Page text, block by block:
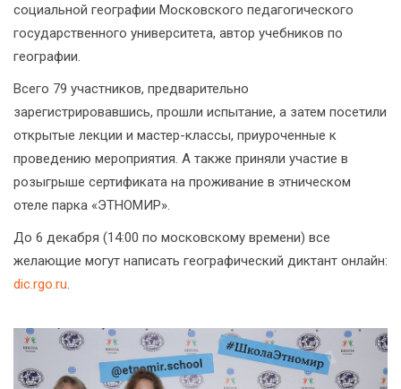
социальной географии Московского педагогического
государственного университета, автор учебников по
географии.
Всего 79 участников, предварительно
зарегистрировавшись, прошли испытание, а затем посетили
открытые лекции и мастер-классы, приуроченные к
проведению мероприятия. А также приняли участие в
розыгрыше сертификата на проживание в этническом
отеле парка «ЭТНОМИР».
До 6 декабря (14:00 по московскому времени) все
желающие могут написать географический диктант онлайн:
dic.rgo.ru.